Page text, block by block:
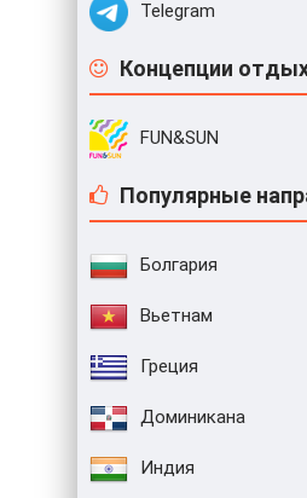
Telegram
Концепции
FUN&SUN
Популярные
Болгария
Вьетнам
Греция
Доминикана
Индия